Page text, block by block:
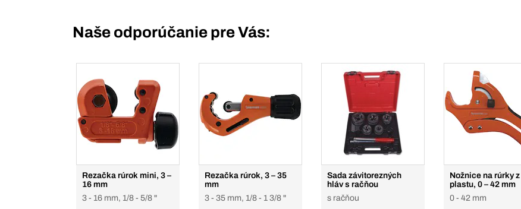
Naše odporúčanie pre Vás:
Rezačka rúrok mini, 3 –
16 mm
3 - 16 mm, 1/8 - 5/8 "
Rezačka rúrok, 3 – 35
mm
3 - 35 mm, 1/8 - 1 3/8 "
Sada závitorezných
hláv s račňou
s račňou
Nožnice na rúrky z
plastu, 0 – 42 mm
0 - 42 mm